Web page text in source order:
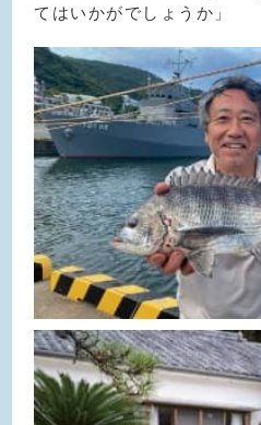
てはいかがでしょうか」